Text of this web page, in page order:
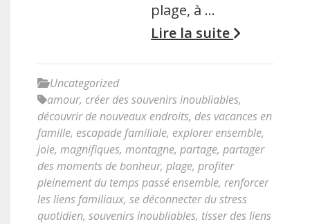
plage, à …
Lire la suite
Uncategorized
amour, créer des souvenirs inoubliables,
découvrir de nouveaux endroits, des vacances en
famille, escapade familiale, explorer ensemble,
joie, magnifiques, montagne, partage, partager
des moments de bonheur, plage, profiter
pleinement du temps passé ensemble, renforcer
les liens familiaux, se déconnecter du stress
quotidien, souvenirs inoubliables, tisser des liens